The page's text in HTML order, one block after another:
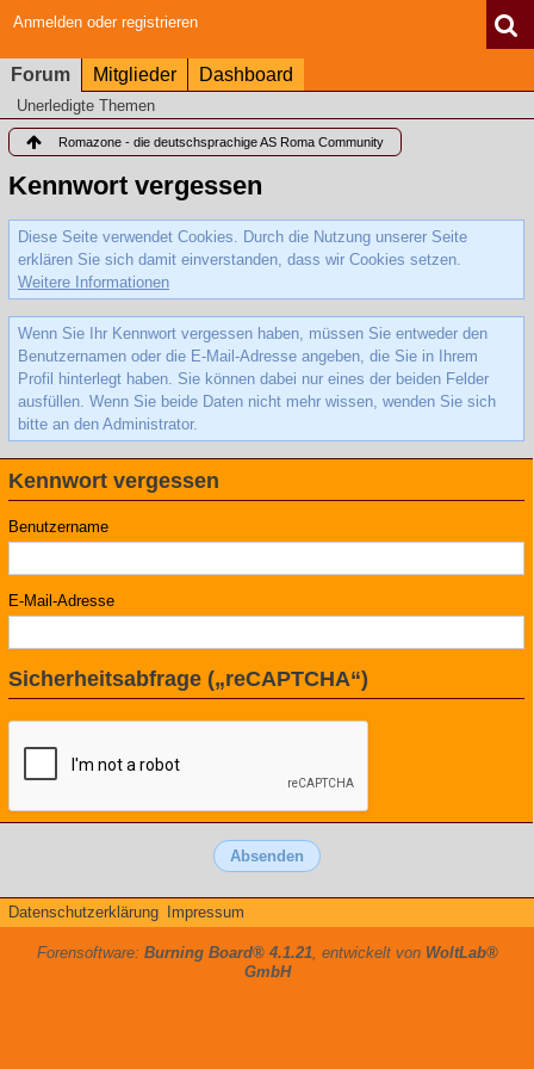
Anmelden oder registrieren
Forum Mitglieder Dashboard
Unerledigte Themen
Romazone - die deutschsprachige AS Roma Community
Kennwort vergessen
Diese Seite verwendet Cookies. Durch die Nutzung unserer Seite
erklären Sie sich damit einverstanden, dass wir Cookies setzen.
Weitere Informationen
Wenn Sie Ihr Kennwort vergessen haben, müssen Sie entweder den
Benutzernamen oder die E-Mail-Adresse angeben, die Sie in Ihrem
Profil hinterlegt haben. Sie können dabei nur eines der beiden Felder
ausfüllen. Wenn Sie beide Daten nicht mehr wissen, wenden Sie sich
bitte an den Administrator.
Kennwort vergessen
Benutzername
E-Mail-Adresse
Sicherheitsabfrage („reCAPTCHA“)
Datenschutzerklärung Impressum
Forensoftware: Burning Board® 4.1.21, entwickelt von WoltLab®
GmbH